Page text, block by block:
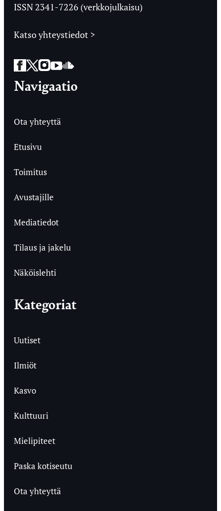
ISSN 2341-7226 (verkkojulkaisu)
Katso yhteystiedot >
Facebook
Twitter
Instagram
YouTube
SoundCloud
Navigaatio
Ota yhteyttä
Etusivu
Toimitus
Avustajille
Mediatiedot
Tilaus ja jakelu
Näköislehti
Kategoriat
Uutiset
Ilmiöt
Kasvo
Kulttuuri
Mielipiteet
Paska kotiseutu
Ota yhteyttä